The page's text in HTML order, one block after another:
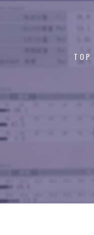
TOP